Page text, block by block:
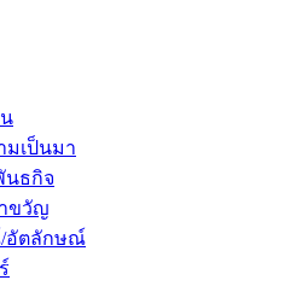
มเป็นมา
นธกิจ
ขวัญ
อัตลักษณ์